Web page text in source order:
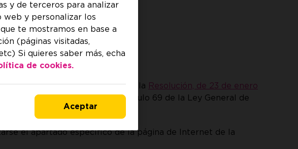
según lo establecido en la Resolución, de 23 de enero
según establece el artículo 69 de la Ley General de
el apartado específico de la página de Internet de la
y de terceros para analizar
web y personalizar los
te mostramos en base a
(páginas visitadas,
Si quieres saber más, echa
de cookies.
Aceptar